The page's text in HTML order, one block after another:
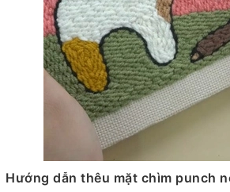
Hướng dẫn thêu mặt chìm punch